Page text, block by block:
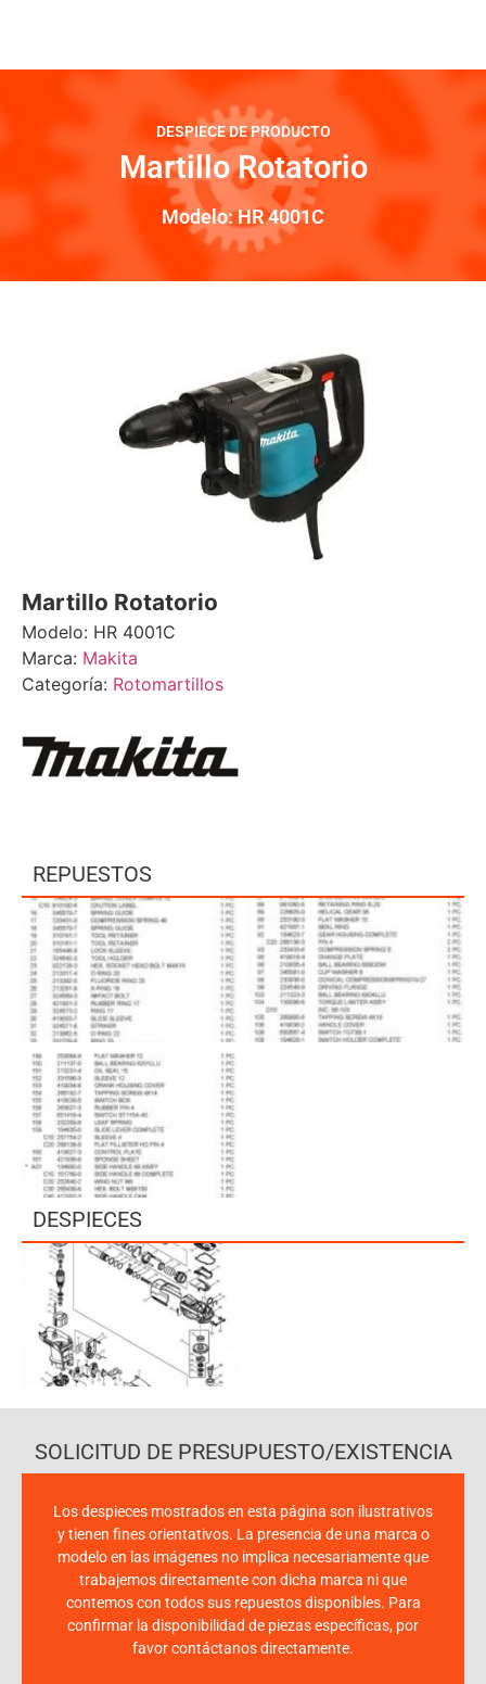
DESPIECE DE PRODUCTO
Martillo Rotatorio
Modelo: HR 4001C
Martillo Rotatorio
Modelo: HR 4001C
Marca: Makita
Categoría: Rotomartillos
REPUESTOS
DESPIECES
SOLICITUD DE PRESUPUESTO/EXISTENCIA
Los despieces mostrados en esta página son ilustrativos
y tienen fines orientativos. La presencia de una marca o
modelo en las imágenes no implica necesariamente que
trabajemos directamente con dicha marca ni que
contemos con todos sus repuestos disponibles. Para
confirmar la disponibilidad de piezas específicas, por
favor contáctanos directamente.